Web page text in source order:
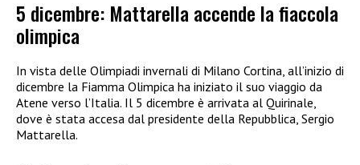
5 dicembre: Mattarella accende la fiaccola
olimpica
In vista delle Olimpiadi invernali di Milano Cortina, all’inizio di
dicembre la Fiamma Olimpica ha iniziato il suo viaggio da
Atene verso l’Italia. Il 5 dicembre è arrivata al Quirinale,
dove è stata accesa dal presidente della Repubblica, Sergio
Mattarella.